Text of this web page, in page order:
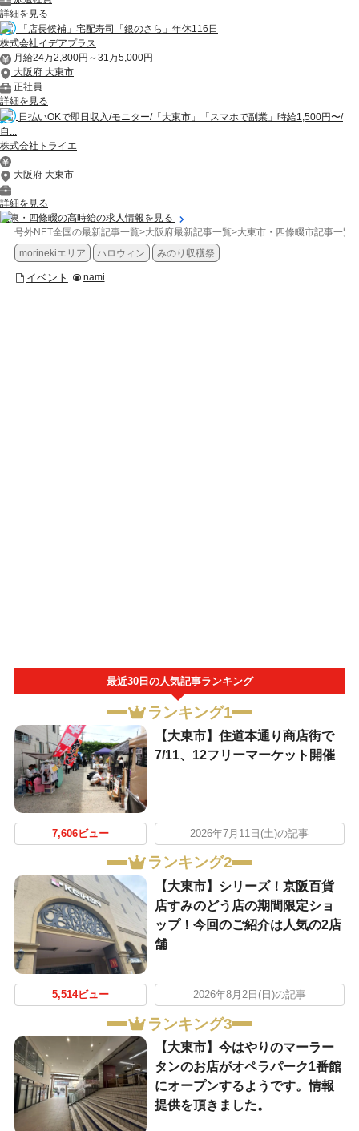
詳細を見る
「店長候補」宅配寿司「銀のさら」年休116日
株式会社イデアプラス
月給24万2,800円～31万5,000円
大阪府 大東市
正社員
詳細を見る
日払いOKで即日収入/モニター/「大東市」「スマホで副業」時給1,500円〜/
自...
株式会社トライエ
大阪府 大東市
詳細を見る
大東・四條畷の高時給の求人情報を見る
号外NET全国の最新記事一覧>大阪府最新記事一覧>大東市・四條畷市記事一覧
morinekiエリア
ハロウィン みのり収穫祭
イベント nami
最近30日の人気記事ランキング
ランキング1
【大東市】住道本通り商店街で
7/11、12フリーマーケット開催
7,606ビュー 2026年7月11日(土)の記事
ランキング2
【大東市】シリーズ！京阪百貨
店すみのどう店の期間限定ショ
ップ！今回のご紹介は人気の2店
舗
5,514ビュー 2026年8月2日(日)の記事
ランキング3
【大東市】今はやりのマーラー
タンのお店がオペラパーク1番館
にオープンするようです。情報
提供を頂きました。